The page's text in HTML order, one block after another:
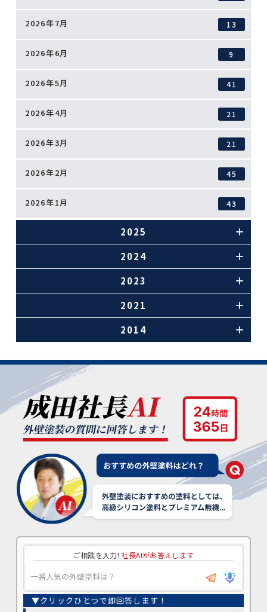
2026年7月 13
2026年6月 9
2026年5月 41
2026年4月 21
2026年3月 21
2026年2月 45
2026年1月 43
2025
2024
2023
2021
2014
ご相談を入力! 社長AIがお答えします